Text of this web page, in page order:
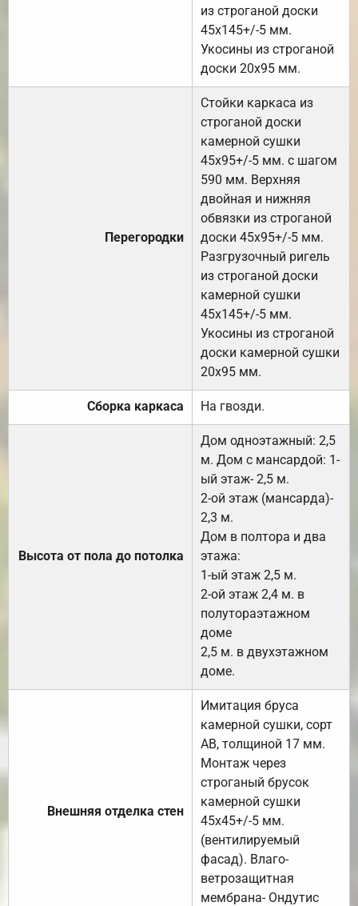
из строганой доски
45х145+/-5 мм.
Укосины из строганой
доски 20х95 мм.
Перегородки
Стойки каркаса из
строганой доски
камерной сушки
45х95+/-5 мм. с шагом
590 мм. Верхняя
двойная и нижняя
обвязки из строганой
доски 45х95+/-5 мм.
Разгрузочный ригель
из строганой доски
камерной сушки
45х145+/-5 мм.
Укосины из строганой
доски камерной сушки
20х95 мм.
Сборка каркаса На гвозди.
Высота от пола до потолка
Дом одноэтажный: 2,5
м. Дом с мансардой: 1-
ый этаж- 2,5 м.
2-ой этаж (мансарда)-
2,3 м.
Дом в полтора и два
этажа:
1-ый этаж 2,5 м.
2-ой этаж 2,4 м. в
полутораэтажном
доме
2,5 м. в двухэтажном
доме.
Внешняя отделка стен
Имитация бруса
камерной сушки, сорт
АВ, толщиной 17 мм.
Монтаж через
строганый брусок
камерной сушки
45х45+/-5 мм.
(вентилируемый
фасад). Влаго-
ветрозащитная
мембрана- Ондутис